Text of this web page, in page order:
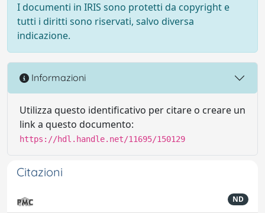
I documenti in IRIS sono protetti da copyright e
tutti i diritti sono riservati, salvo diversa
indicazione.
Informazioni
Utilizza questo identificativo per citare o creare un
link a questo documento:
https://hdl.handle.net/11695/150129
Citazioni
ND